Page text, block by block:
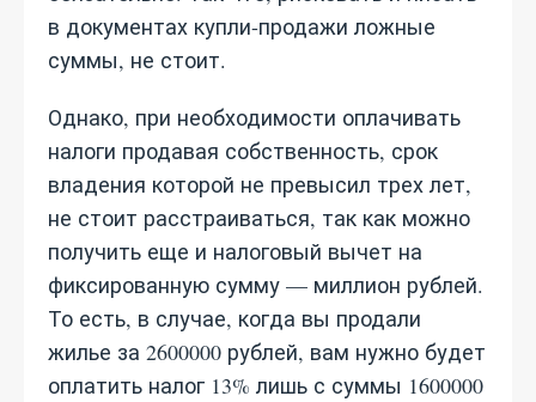
в документах купли-продажи ложные
суммы, не стоит.
Однако, при необходимости оплачивать
налоги продавая собственность, срок
владения которой не превысил трех лет,
не стоит расстраиваться, так как можно
получить еще и налоговый вычет на
фиксированную сумму — миллион рублей.
То есть, в случае, когда вы продали
жилье за 2600000 рублей, вам нужно будет
оплатить налог 13% лишь с суммы 1600000